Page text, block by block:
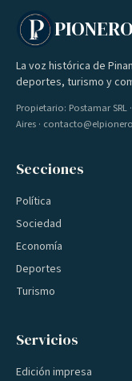
PIONERO
La voz histórica de
deportes, turismo y
Propietario: Postamar SRL
Aires ·
Secciones
Política
Sociedad
Economía
Deportes
Turismo
Servicios
Edición impresa